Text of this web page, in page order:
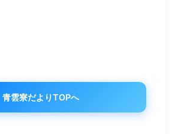
青雲寮だよりTOPへ